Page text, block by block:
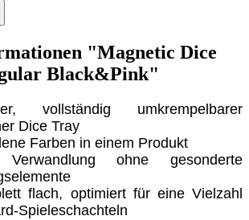
"Magnetic Dice
Black&Pink"
vollständig umkrempelbarer
Dice Tray
Farben in einem Produkt
Verwandlung ohne gesonderte
flach, optimiert für eine Vielzahl
Spieleschachteln